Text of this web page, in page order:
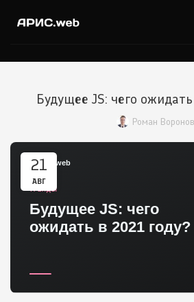
Будущее JS: чего
Роман Воронов
21
АВГ